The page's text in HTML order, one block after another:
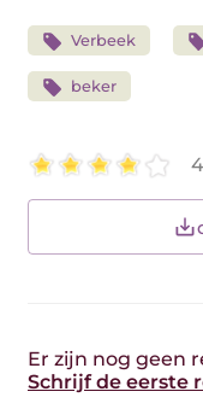
Verbeek
beker
Er zijn nog geen
Schrijf de eerste